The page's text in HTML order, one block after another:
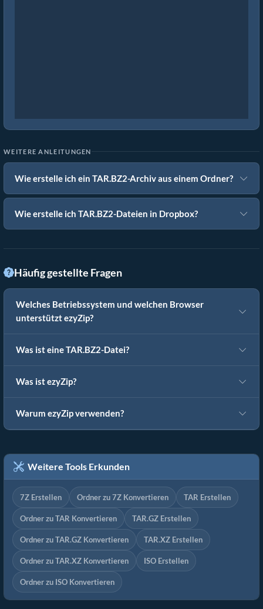
WEITERE ANLEITUNGEN
Wie erstelle ich ein TAR.BZ2-Archiv aus einem Ordner?
Wie erstelle ich TAR.BZ2-Dateien in Dropbox?
Häufig gestellte Fragen
Welches Betriebssystem und welchen Browser
unterstützt ezyZip?
Was ist eine TAR.BZ2-Datei?
Was ist ezyZip?
Warum ezyZip verwenden?
Weitere Tools Erkunden
7Z Erstellen Ordner zu 7Z Konvertieren TAR Erstellen
Ordner zu TAR Konvertieren TAR.GZ Erstellen
Ordner zu TAR.GZ Konvertieren TAR.XZ Erstellen
Ordner zu TAR.XZ Konvertieren ISO Erstellen
Ordner zu ISO Konvertieren